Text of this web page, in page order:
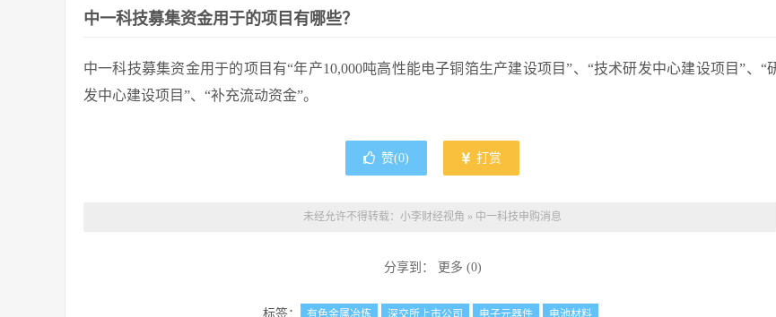
中一科技募集资金用于的项目有哪些？
中一科技募集资金用于的项目有“年产10,000吨高性能电子铜箔生产建设项目”、“技术研发中心建设项目”、“
发中心建设项目”、“补充流动资金”。
赞(0) 打赏
未经允许不得转载： 小李财经视角 » 中一科技申购消息
分享到： 更多 (0)
标签： 有色金属冶炼 深交所上市公司 电子元器件 电池材料